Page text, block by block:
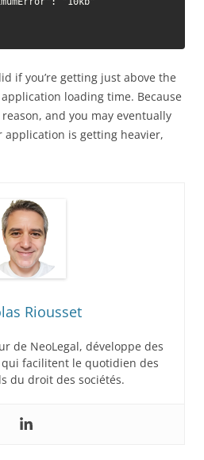
if you’re getting just above the
loading time. Because
and you may eventually
application is getting heavier,
Riousset
de NeoLegal, développe des
facilitent le quotidien des
du droit des sociétés.